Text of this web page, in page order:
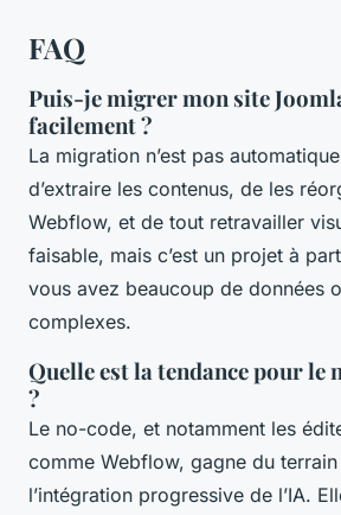
FAQ
Puis-je migrer mon site
facilement ?
La migration n’est pas
d’extraire les contenus, de les
Webflow, et de tout retravailler
faisable, mais c’est un projet à
vous avez beaucoup de données
complexes.
Quelle est la tendance pour le
?
Le no-code, et notamment les
comme Webflow, gagne du
l’intégration progressive de l’IA.